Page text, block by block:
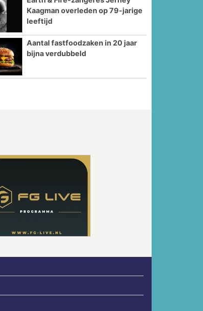
Kaagman overleden op 79-jarige
leeftijd
Aantal fastfoodzaken in 20 jaar
bijna verdubbeld